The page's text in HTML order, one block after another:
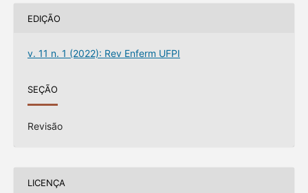
EDIÇÃO
v. 11 n. 1 (2022): Rev Enferm UFPI
SEÇÃO
Revisão
LICENÇA